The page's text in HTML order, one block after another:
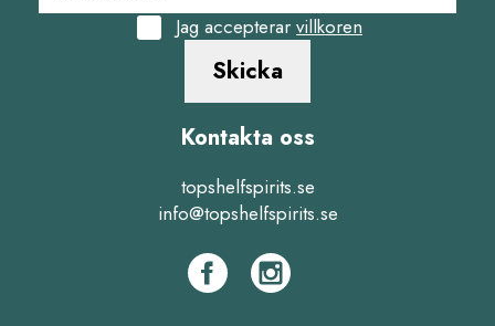
Jag accepterar villkoren
Skicka
Kontakta oss
topshelfspirits.se
info@topshelfspirits.se